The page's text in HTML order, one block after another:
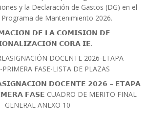
y la Declaración de Gastos (DG) en el
Programa de Mantenimiento 2026.
𝗗𝗘 𝗟𝗔 𝗖𝗢𝗠𝗜𝗦𝗜𝗢́𝗡 𝗗𝗘
𝗖𝗢𝗥𝗔 𝗜𝗘.
DOCENTE 2026-ETAPA
PRIMERA FASE-LISTA DE PLAZAS
𝗗𝗢𝗖𝗘𝗡𝗧𝗘 𝟮𝟬𝟮𝟲 – 𝗘𝗧𝗔𝗣𝗔
𝗙𝗔𝗦𝗘 CUADRO DE MERITO FINAL
GENERAL ANEXO 10